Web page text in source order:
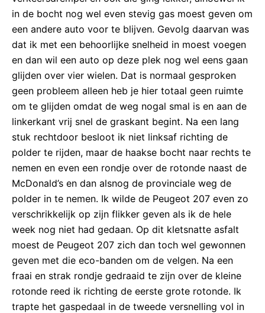
in de bocht nog wel even stevig gas moest geven om
een andere auto voor te blijven. Gevolg daarvan was
dat ik met een behoorlijke snelheid in moest voegen
en dan wil een auto op deze plek nog wel eens gaan
glijden over vier wielen. Dat is normaal gesproken
geen probleem alleen heb je hier totaal geen ruimte
om te glijden omdat de weg nogal smal is en aan de
linkerkant vrij snel de graskant begint. Na een lang
stuk rechtdoor besloot ik niet linksaf richting de
polder te rijden, maar de haakse bocht naar rechts te
nemen en even een rondje over de rotonde naast de
McDonald’s en dan alsnog de provinciale weg de
polder in te nemen. Ik wilde de Peugeot 207 even zo
verschrikkelijk op zijn flikker geven als ik de hele
week nog niet had gedaan. Op dit kletsnatte asfalt
moest de Peugeot 207 zich dan toch wel gewonnen
geven met die eco-banden om de velgen. Na een
fraai en strak rondje gedraaid te zijn over de kleine
rotonde reed ik richting de eerste grote rotonde. Ik
trapte het gaspedaal in de tweede versnelling vol in